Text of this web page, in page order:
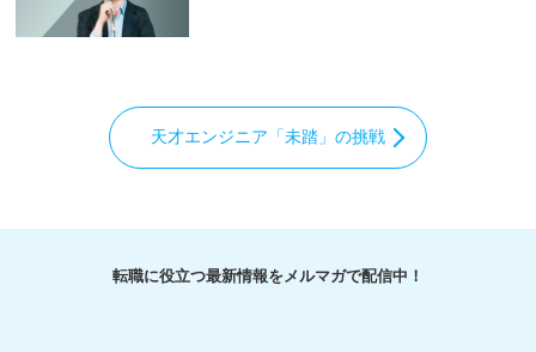
天才エンジニア「未踏」の挑戦
転職に役立つ最新情報をメルマガで配信中！